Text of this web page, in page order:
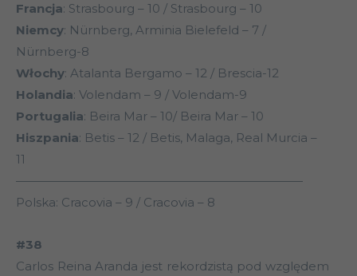
Francja: Strasbourg – 10 / Strasbourg – 10
Niemcy: Nürnberg, Arminia Bielefeld – 7 /
Nürnberg-8
Włochy: Atalanta Bergamo – 12 / Brescia-12
Holandia: Volendam – 9 / Volendam-9
Portugalia: Beira Mar – 10/ Beira Mar – 10
Hiszpania: Betis – 12 / Betis, Malaga, Real Murcia –
11
————————————————————————
Polska: Cracovia – 9 / Cracovia – 8
#38
Carlos Reina Aranda jest rekordzistą pod względem